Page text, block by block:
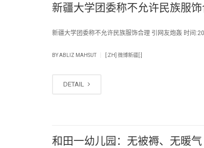
新疆大学团委称不允许民族服
新疆大学团委称不允许民族服饰合理 引网友炮轰 时
BYABLIZ MAHSUT [:ZH] 微博新疆[:]
DETAIL
和田一幼儿园：无被褥、无暖气